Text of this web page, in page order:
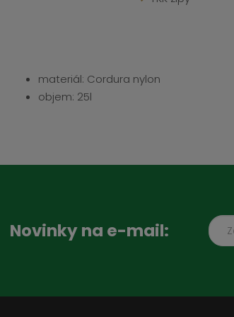
materiál: Cordura nylon
objem: 25l
Novinky na e-mail: